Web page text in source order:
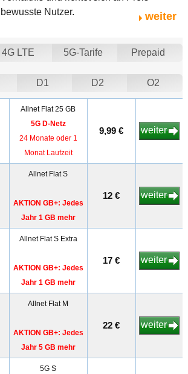
bewusste Nutzer.
weiter
4G LTE 5G-Tarife Prepaid
D1 D2 O2
Allnet Flat 25 GB
5G D-Netz
24 Monate oder 1
Monat Laufzeit
9,99 € weiter
Allnet Flat S
AKTION GB+: Jedes
Jahr 1 GB mehr
12 € weiter
Allnet Flat S Extra
AKTION GB+: Jedes
Jahr 1 GB mehr
17 € weiter
Allnet Flat M
AKTION GB+: Jedes
Jahr 5 GB mehr
22 € weiter
5G S